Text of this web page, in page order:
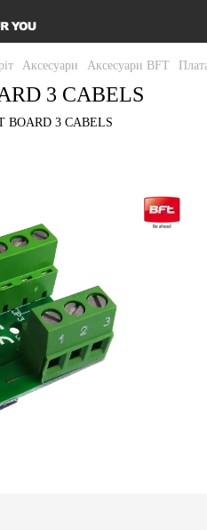
Аксесуари Аксесуари BFT
3 СABELS
BOARD 3 СABELS